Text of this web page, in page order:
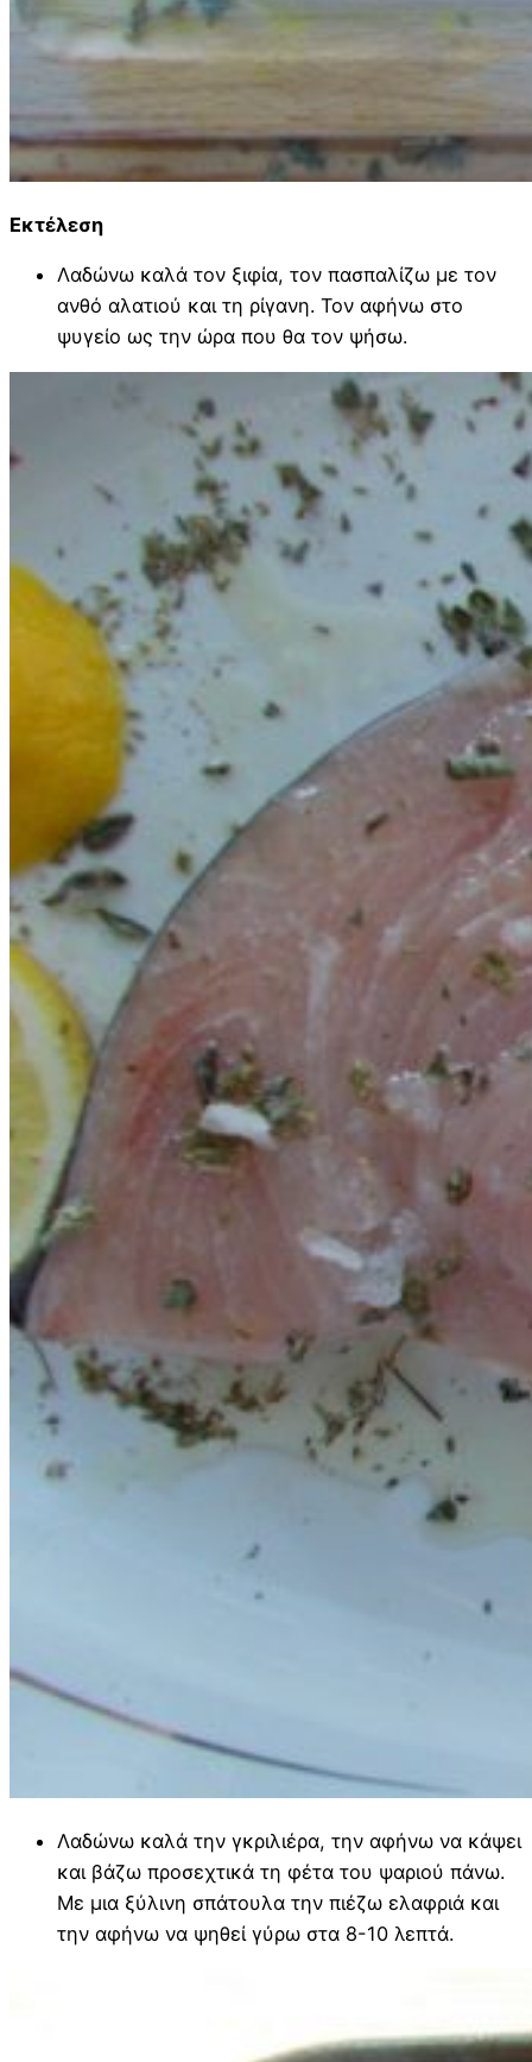
Εκτέλεση
Λαδώνω καλά τον ξιφία, τον πασπαλίζω με τον
ανθό αλατιού και τη ρίγανη. Τον αφήνω στο
ψυγείο ως την ώρα που θα τον ψήσω.
Λαδώνω καλά την γκριλιέρα, την αφήνω να κάψει
και βάζω προσεχτικά τη φέτα του ψαριού πάνω.
Με μια ξύλινη σπάτουλα την πιέζω ελαφριά και
την αφήνω να ψηθεί γύρω στα 8-10 λεπτά.